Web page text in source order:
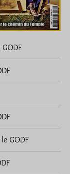
GODF